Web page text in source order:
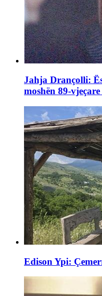
Jahja Drançolli:
moshën 89-
Edison Ypi: